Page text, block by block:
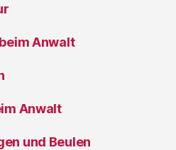
Anwalt
Anwalt
und Beulen